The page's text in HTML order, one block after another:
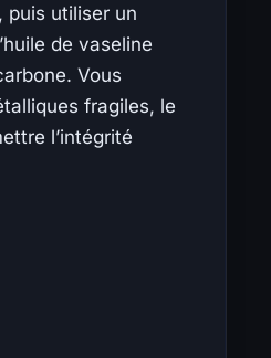
puis utiliser un
de vaseline
Vous
fragiles, le
l’intégrité